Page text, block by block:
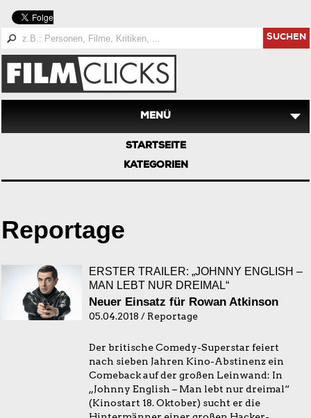
SUCHEN
MENÜ
STARTSEITE
KATEGORIEN
Reportage
ERSTER TRAILER: „JOHNNY ENGLISH –
MAN LEBT NUR DREIMAL“
Neuer Einsatz für Rowan Atkinson
05.04.2018 / Reportage
Der britische Comedy-Superstar feiert
nach sieben Jahren Kino-Abstinenz ein
Comeback auf der großen Leinwand: In
„Johnny English – Man lebt nur dreimal“
(Kinostart 18. Oktober) sucht er die